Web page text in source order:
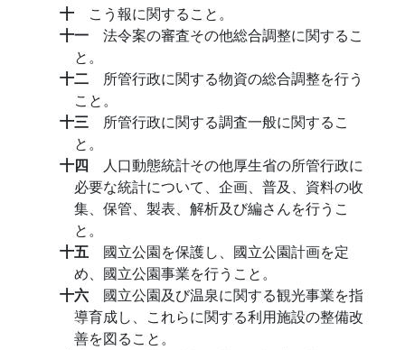
十 こう報に関すること。
十一 法令案の審査その他総合調整に関するこ
と。
十二 所管行政に関する物資の総合調整を行う
こと。
十三 所管行政に関する調査一般に関するこ
と。
十四 人口動態統計その他厚生省の所管行政に
必要な統計について、企画、普及、資料の收
集、保管、製表、解析及び編さんを行うこ
と。
十五 國立公園を保護し、國立公園計画を定
め、國立公園事業を行うこと。
十六 國立公園及び温泉に関する観光事業を指
導育成し、これらに関する利用施設の整備改
善を図ること。